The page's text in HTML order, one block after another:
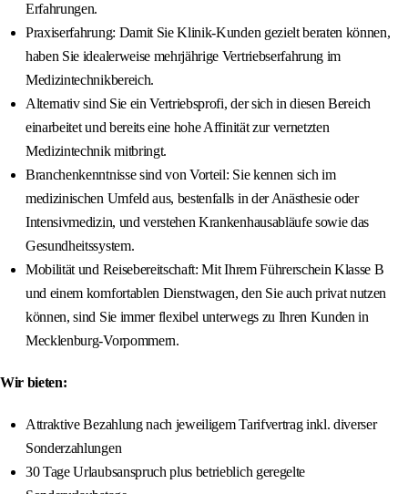
Erfahrungen.
Praxiserfahrung: Damit Sie Klinik-Kunden gezielt beraten können,
haben Sie idealerweise mehrjährige Vertriebserfahrung im
Medizintechnikbereich.
Alternativ sind Sie ein Vertriebsprofi, der sich in diesen Bereich
einarbeitet und bereits eine hohe Affinität zur vernetzten
Medizintechnik mitbringt.
Branchenkenntnisse sind von Vorteil: Sie kennen sich im
medizinischen Umfeld aus, bestenfalls in der Anästhesie oder
Intensivmedizin, und verstehen Krankenhausabläufe sowie das
Gesundheitssystem.
Mobilität und Reisebereitschaft: Mit Ihrem Führerschein Klasse B
und einem komfortablen Dienstwagen, den Sie auch privat nutzen
können, sind Sie immer flexibel unterwegs zu Ihren Kunden in
Mecklenburg-Vorpommern.
Wir bieten:
Attraktive Bezahlung nach jeweiligem Tarifvertrag inkl. diverser
Sonderzahlungen
30 Tage Urlaubsanspruch plus betrieblich geregelte